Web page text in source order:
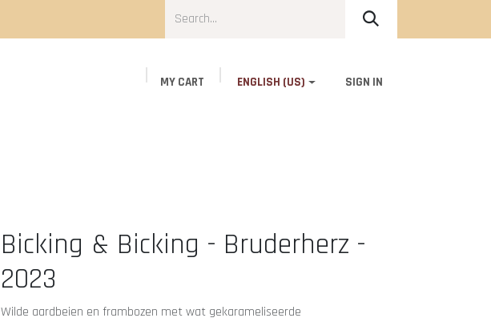
MY CART ENGLISH (US) SIGN IN
Bicking & Bicking - Bruderherz -
2023
Wilde aardbeien en frambozen met wat gekarameliseerde